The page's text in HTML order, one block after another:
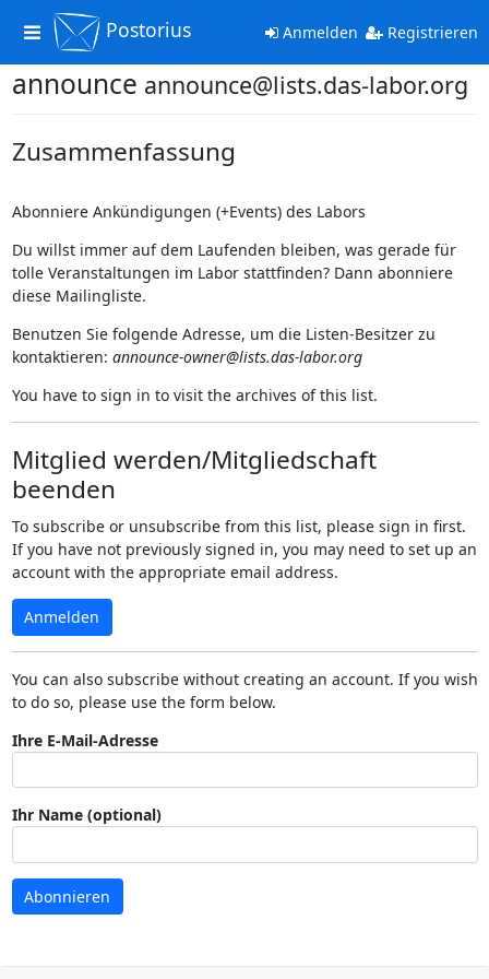
Toggle
navigation
Postorius Anmelden Registrieren
announce announce@lists.das-labor.org
Zusammenfassung
Abonniere Ankündigungen (+Events) des Labors
Du willst immer auf dem Laufenden bleiben, was gerade für
tolle Veranstaltungen im Labor stattfinden? Dann abonniere
diese Mailingliste.
Benutzen Sie folgende Adresse, um die Listen-Besitzer zu
kontaktieren: announce-owner@lists.das-labor.org
You have to sign in to visit the archives of this list.
Mitglied werden/Mitgliedschaft
beenden
To subscribe or unsubscribe from this list, please sign in first.
If you have not previously signed in, you may need to set up an
account with the appropriate email address.
Anmelden
You can also subscribe without creating an account. If you wish
to do so, please use the form below.
Ihre E-Mail-Adresse
Ihr Name (optional)
Abonnieren